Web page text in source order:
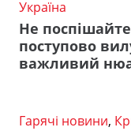
Україна
Не
поступово
важливий
Гарячі новини,